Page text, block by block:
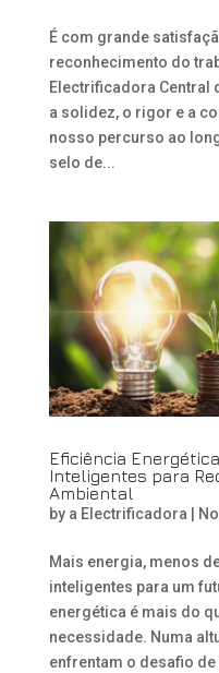
É com grande
reconhecimento do
Electrificadora Central
a solidez, o rigor e a
nosso percurso ao
selo de...
Eficiência
Inteligentes para
Ambiental
by a Electrificadora
Mais energia, menos
inteligentes para um
energética é mais do
necessidade. Numa
enfrentam o desafio